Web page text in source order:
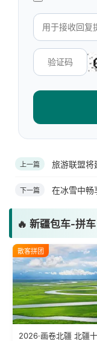
上一篇 旅游联盟将
下一篇 在冰雪中畅
🔥 新疆包车-拼车
散客拼团
2026·画卷北疆 北疆